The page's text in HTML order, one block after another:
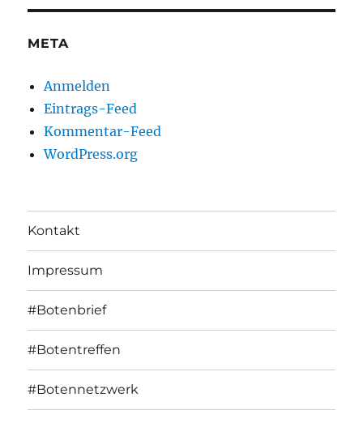
META
Anmelden
Eintrags-Feed
Kommentar-Feed
WordPress.org
Kontakt
Impressum
#Botenbrief
#Botentreffen
#Botennetzwerk